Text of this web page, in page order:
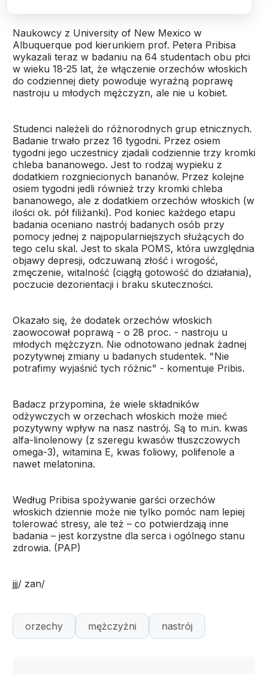
Naukowcy z University of New Mexico w
Albuquerque pod kierunkiem prof. Petera Pribisa
wykazali teraz w badaniu na 64 studentach obu płci
w wieku 18-25 lat, że włączenie orzechów włoskich
do codziennej diety powoduje wyraźną poprawę
nastroju u młodych mężczyzn, ale nie u kobiet.
Studenci należeli do różnorodnych grup etnicznych.
Badanie trwało przez 16 tygodni. Przez osiem
tygodni jego uczestnicy zjadali codziennie trzy kromki
chleba bananowego. Jest to rodzaj wypieku z
dodatkiem rozgniecionych bananów. Przez kolejne
osiem tygodni jedli również trzy kromki chleba
bananowego, ale z dodatkiem orzechów włoskich (w
ilości ok. pół filiżanki). Pod koniec każdego etapu
badania oceniano nastrój badanych osób przy
pomocy jednej z najpopularniejszych służących do
tego celu skal. Jest to skala POMS, która uwzględnia
objawy depresji, odczuwaną złość i wrogość,
zmęczenie, witalność (ciągłą gotowość do działania),
poczucie dezorientacji i braku skuteczności.
Okazało się, że dodatek orzechów włoskich
zaowocował poprawą - o 28 proc. - nastroju u
młodych mężczyzn. Nie odnotowano jednak żadnej
pozytywnej zmiany u badanych studentek. "Nie
potrafimy wyjaśnić tych różnic" - komentuje Pribis.
Badacz przypomina, że wiele składników
odżywczych w orzechach włoskich może mieć
pozytywny wpływ na nasz nastrój. Są to m.in. kwas
alfa-linolenowy (z szeregu kwasów tłuszczowych
omega-3), witamina E, kwas foliowy, polifenole a
nawet melatonina.
Według Pribisa spożywanie garści orzechów
włoskich dziennie może nie tylko pomóc nam lepiej
tolerować stresy, ale też – co potwierdzają inne
badania – jest korzystne dla serca i ogólnego stanu
zdrowia. (PAP)
jjj/ zan/
orzechy mężczyźni nastrój